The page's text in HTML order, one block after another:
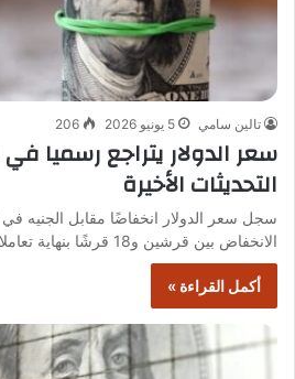
تالين سامي 5 يونيو 2026 206
سعر الدولار يتراجع رسميا
التحديثات الأخيرة
سجل سعر الدولار انخفاضًا مقابل الجنيه
الانخفاض بين قرشين و18 قرشًا بنهاية تعاملات الأسبوع، وفقًا للبيانات…
أكمل القراءة »